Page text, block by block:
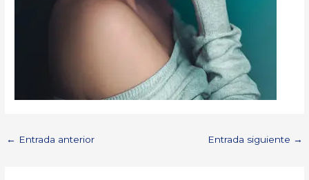
← Entrada anterior Entrada siguiente →